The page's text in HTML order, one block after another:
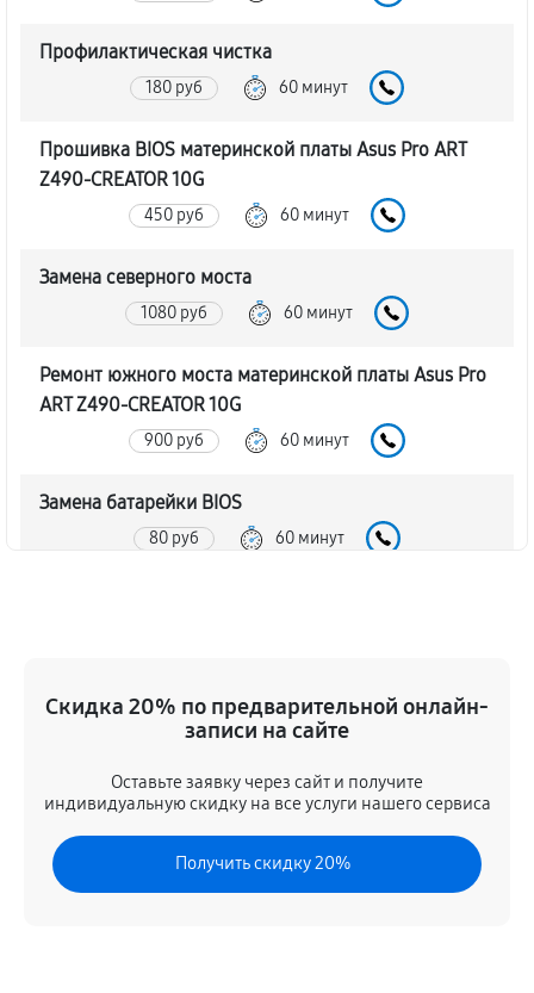
Профилактическая чистка
180 руб 60 минут
Прошивка BIOS материнской платы Asus Pro ART
Z490-CREATOR 10G
450 руб 60 минут
Замена северного моста
1080 руб 60 минут
Ремонт южного моста материнской платы Asus Pro
ART Z490-CREATOR 10G
900 руб 60 минут
Замена батарейки BIOS
80 руб 60 минут
Скидка 20% по предварительной онлайн-
записи на сайте
Оставьте заявку через сайт и получите
индивидуальную скидку на все услуги нашего сервиса
Получить скидку 20%